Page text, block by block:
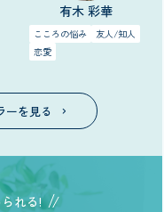
有木 彩華
こころの悩み
友人/知人
恋愛
ーを見る
れる!